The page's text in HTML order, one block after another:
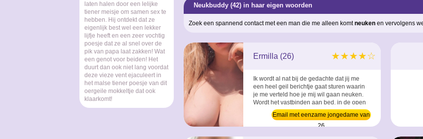
laten halen door een lelijke
tiener meisje om samen sex te
hebben. Hij ontdekt dat ze
eigenlijk best wel een lekker
lijfje heeft en een zeer vochtig
poesje dat ze al snel over de
pik van papa laat zakken! Wat
een genot voor beiden! Het
duurt dan ook niet lang voordat
deze vieze vent ejaculeert in
het malse tiener poesje van dit
oergeile mokkeltje dat ook
klaarkomt!
Neukbuddy (42) in haar eigen woorden
Zoek een spannend contact met een man die me alleen komtneuken en vervolgens
★★★★☆
Ermilla (26)
Ik wordt al nat bij de gedachte dat jij me
een heel geil berichtje gaat sturen waarin
je me verteld hoe je mij wil gaan neuken.
Wordt het vastbinden aan bed, in de open
lucht of op de parkeerplaats in je auto? ...
Email met eenzame jongedame van
26